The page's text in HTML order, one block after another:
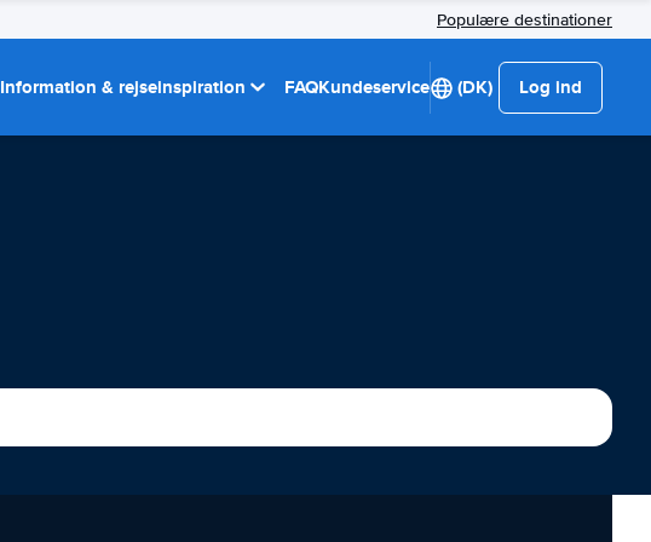
Populære destinationer
Information & rejseinspiration FAQKundeservice (DK) Log ind